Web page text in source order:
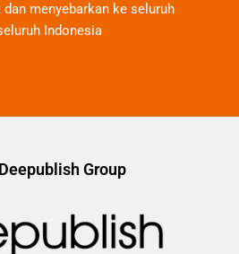
menyebarkan ke seluruh
Indonesia
Group